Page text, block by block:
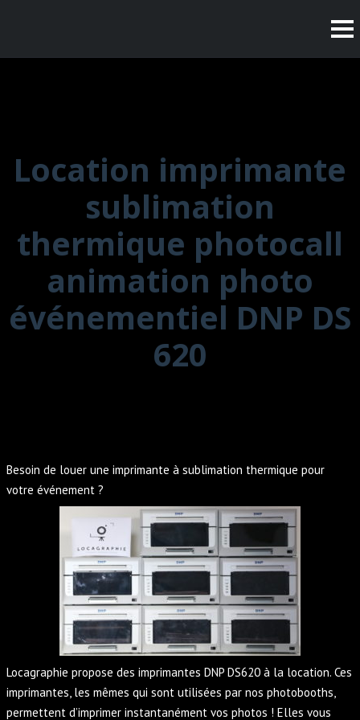
Location imprimante
sublimation
thermique photocall
animation photo
événementiel DNP DS
620
Besoin de louer une imprimante à sublimation thermique pour
votre événement ?
Locagraphie propose des imprimantes DNP DS620 à la location. Ces
imprimantes, les mêmes qui sont utilisées par nos photobooths,
permettent d’imprimer instantanément vos photos ! Elles vous